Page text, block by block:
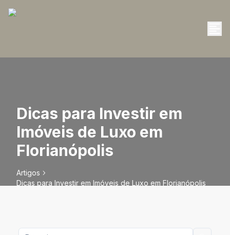
Dicas para Investir em
Imóveis de Luxo em
Florianópolis
Artigos
Dicas para Investir em Imóveis de Luxo em Florianópolis